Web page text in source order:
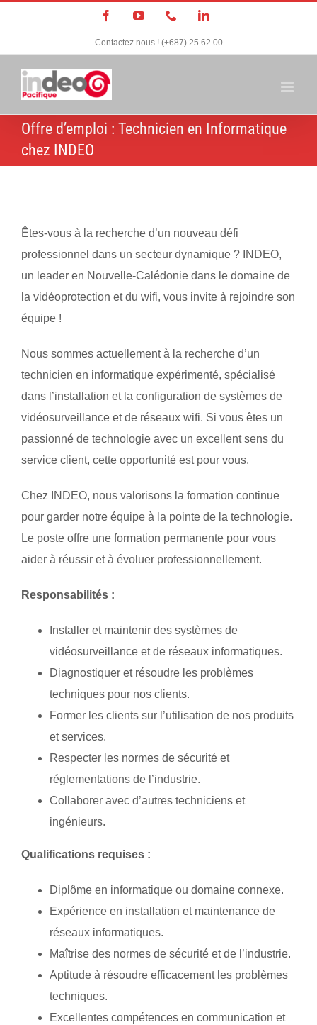
au
contenu
FacebookYouTube TéléphoneLinkedIn
Contactez nous ! (+687) 25 62 00
Offre d’emploi : Technicien en Informatique
chez INDEO
Êtes-vous à la recherche d’un nouveau défi
professionnel dans un secteur dynamique ? INDEO,
un leader en Nouvelle-Calédonie dans le domaine de
la vidéoprotection et du wifi, vous invite à rejoindre son
équipe !
Nous sommes actuellement à la recherche d’un
technicien en informatique expérimenté, spécialisé
dans l’installation et la configuration de systèmes de
vidéosurveillance et de réseaux wifi. Si vous êtes un
passionné de technologie avec un excellent sens du
service client, cette opportunité est pour vous.
Chez INDEO, nous valorisons la formation continue
pour garder notre équipe à la pointe de la technologie.
Le poste offre une formation permanente pour vous
aider à réussir et à évoluer professionnellement.
Responsabilités :
Installer et maintenir des systèmes de
vidéosurveillance et de réseaux informatiques.
Diagnostiquer et résoudre les problèmes
techniques pour nos clients.
Former les clients sur l’utilisation de nos produits
et services.
Respecter les normes de sécurité et
réglementations de l’industrie.
Collaborer avec d’autres techniciens et
ingénieurs.
Qualifications requises :
Diplôme en informatique ou domaine connexe.
Expérience en installation et maintenance de
réseaux informatiques.
Maîtrise des normes de sécurité et de l’industrie.
Aptitude à résoudre efficacement les problèmes
techniques.
Excellentes compétences en communication et